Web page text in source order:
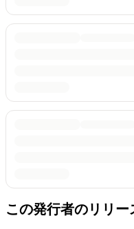
この発行者のリリー